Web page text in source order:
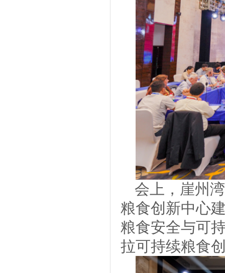
会上，崖州
粮食创新中心
粮食安全与可
拉可持续粮食